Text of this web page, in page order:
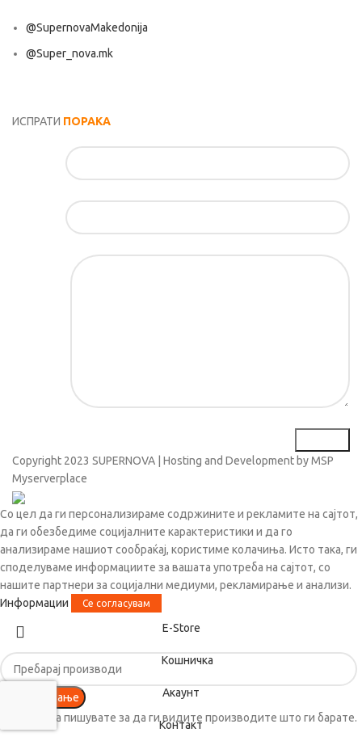
@SupernovaMakedonija
@Super_nova.mk
ИСПРАТИ ПОРАКА
Copyright 2023 SUPERNOVA | Hosting and Development by MSP
Myserverplace
Со цел да ги персонализираме содржините и рекламите на сајтот,
да ги обезбедиме социјалните карактеристики и да го
анализираме нашиот сообраќај, користиме колачиња. Исто така, ги
споделуваме информациите за вашата употреба на сајтот, со
нашите партнери за социјални медиуми, рекламирање и анализи.
Информации
Се согласувам
Пребарување
Почнете да пишувате за да ги видите производите што ги барате.
Е-Store
Кошничка
Акаунт
Контакт